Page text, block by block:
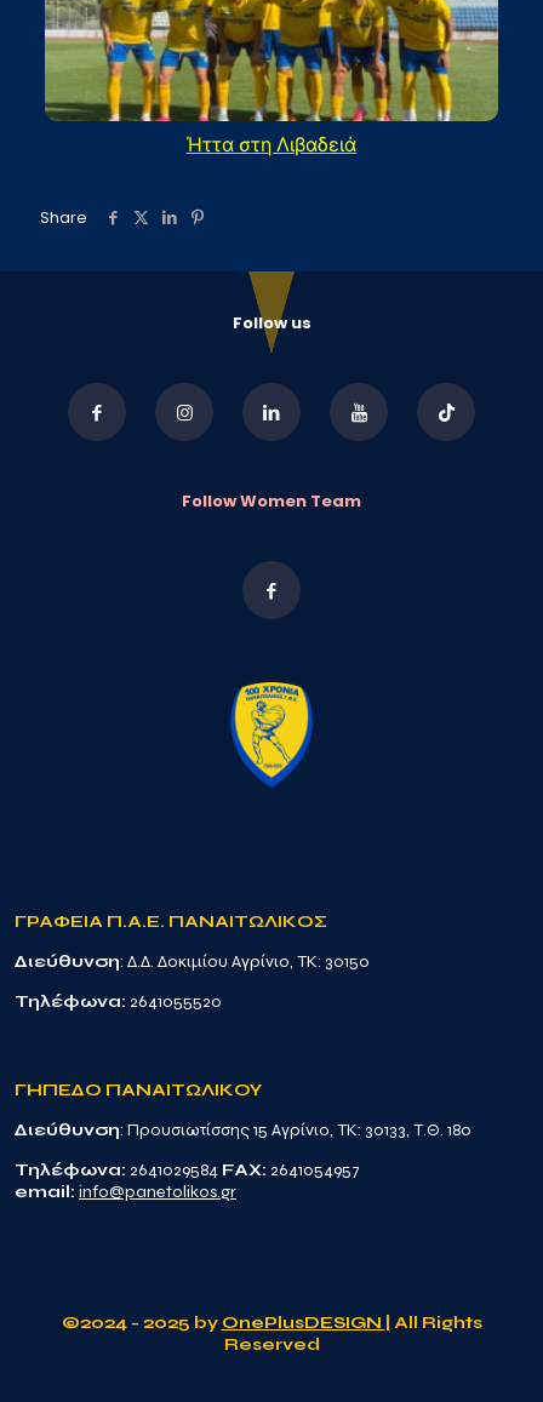
Ήττα στη Λιβαδειά
Share
Follow us
Follow Women Team
ΓΡΑΦΕΙΑ Π.Α.Ε. ΠΑΝΑΙΤΩΛΙΚΟΣ
Διεύθυνση: Δ.Δ. Δοκιμίου Αγρίνιο, TK: 30150
Τηλέφωνα: 2641055520
ΓΗΠΕΔΟ ΠΑΝΑΙΤΩΛΙΚΟΥ
Διεύθυνση: Προυσιωτίσσης 15 Αγρίνιο, TK: 30133, Τ.Θ. 180
Τηλέφωνα: 2641029584 FAX: 2641054957
email: info@panetolikos.gr
©2024 - 2025 by OnePlusDESIGN
| All Rights
Reserved